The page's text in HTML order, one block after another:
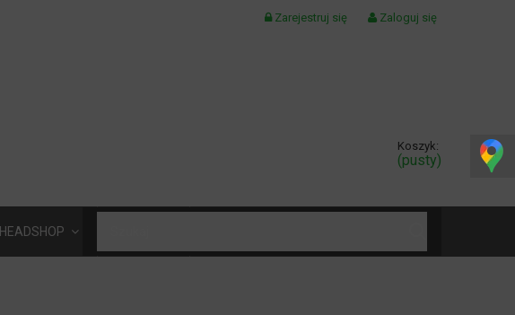
Zarejestruj się Zaloguj się
Koszyk:
(pusty)
HEADSHOP